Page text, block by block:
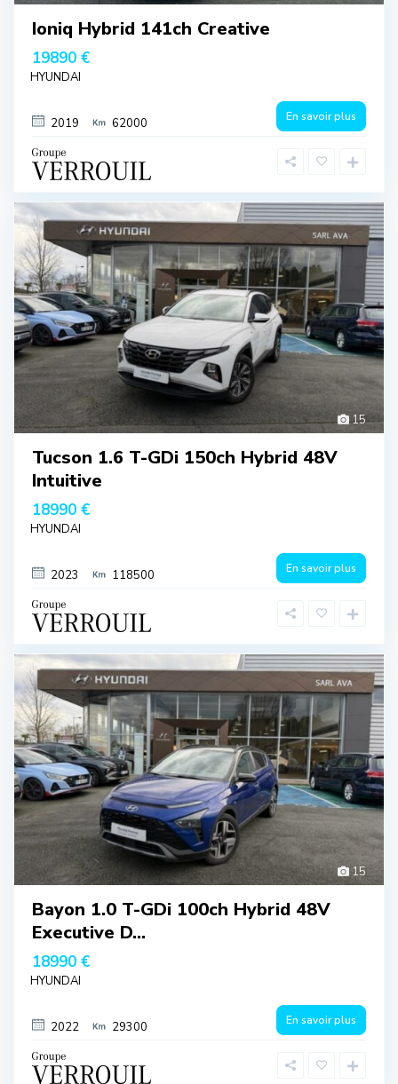
Ioniq Hybrid 141ch Creative
19890 €
HYUNDAI
2019 62000 En savoir plus
15
Tucson 1.6 T-GDi 150ch Hybrid 48V
Intuitive
18990 €
HYUNDAI
2023 118500 En savoir plus
15
Bayon 1.0 T-GDi 100ch Hybrid 48V
Executive D...
18990 €
HYUNDAI
2022 29300 En savoir plus